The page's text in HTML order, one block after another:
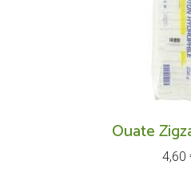
Ouate
Prix
4,60